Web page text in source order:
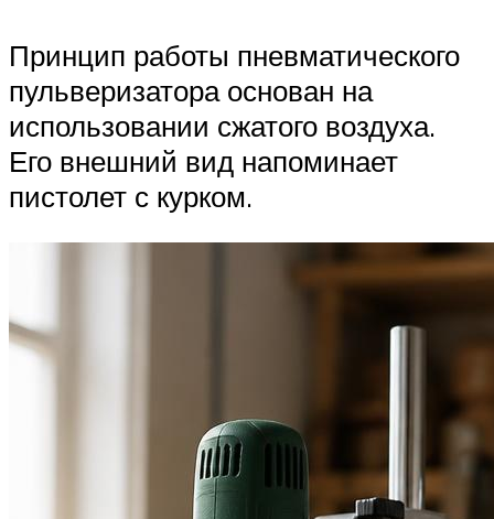
Принцип работы пневматического
пульверизатора основан на
использовании сжатого воздуха.
Его внешний вид напоминает
пистолет с курком.